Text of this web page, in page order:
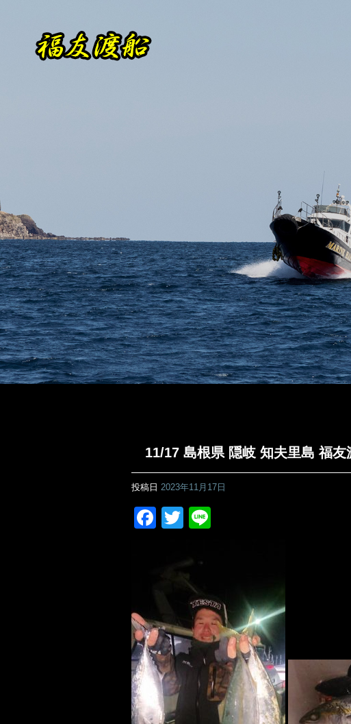
11/17 島根県 隠岐 知夫里島 福
投稿日 2023年11月17日
Facebook
Twitter